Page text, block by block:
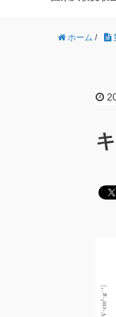
ホーム /